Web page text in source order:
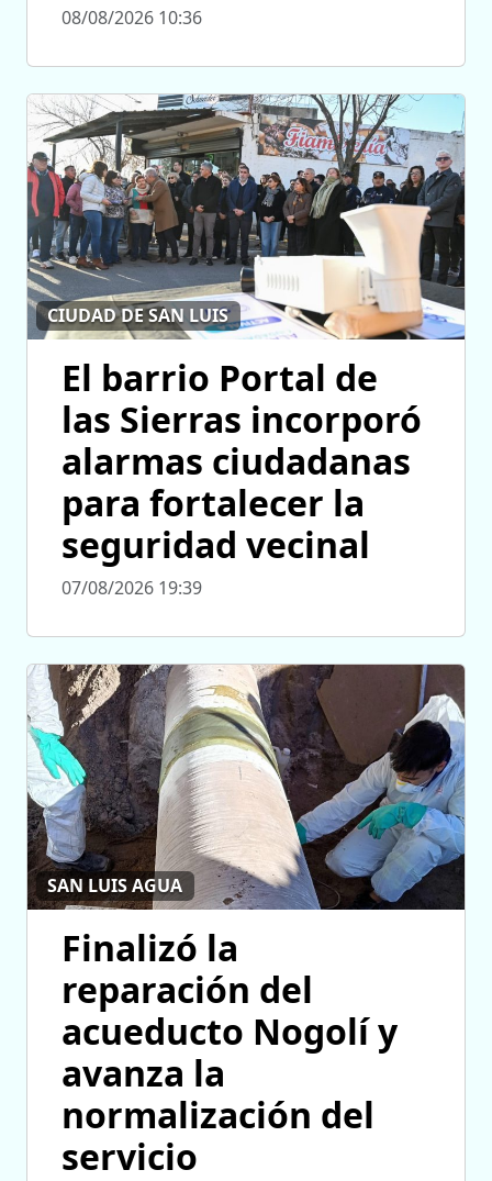
08/08/2026 10:36
CIUDAD DE SAN LUIS
El barrio Portal de
las Sierras incorporó
alarmas ciudadanas
para fortalecer la
seguridad vecinal
07/08/2026 19:39
SAN LUIS AGUA
Finalizó la
reparación del
acueducto Nogolí y
avanza la
normalización del
servicio